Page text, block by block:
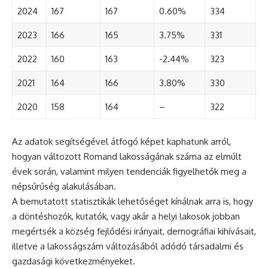
2024 167 167 0.60% 334
2023 166 165 3.75% 331
2022 160 163 -2.44% 323
2021 164 166 3.80% 330
2020 158 164 – 322
Az adatok segítségével átfogó képet kaphatunk arról,
hogyan változott Romand lakosságának száma az elmúlt
évek során, valamint milyen tendenciák figyelhetők meg a
népsűrűség alakulásában.
A bemutatott statisztikák lehetőséget kínálnak arra is, hogy
a döntéshozók, kutatók, vagy akár a helyi lakosok jobban
megértsék a község fejlődési irányait, demográfiai kihívásait,
illetve a lakosságszám változásából adódó társadalmi és
gazdasági következményeket.